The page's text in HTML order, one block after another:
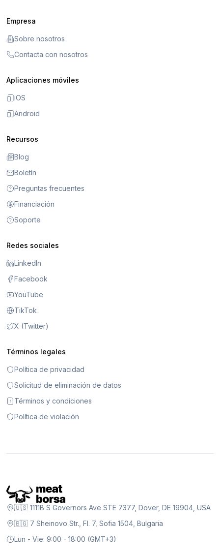
Empresa
Sobre nosotros
Contacta con nosotros
Aplicaciones móviles
iOS
Android
Recursos
Blog
Boletín
Preguntas frecuentes
Financiación
Soporte
Redes sociales
LinkedIn
Facebook
YouTube
TikTok
X (Twitter)
Términos legales
Política de privacidad
Solicitud de eliminación de datos
Términos y condiciones
Política de violación
🇺🇸 1111B S Governors Ave STE 7377, Dover, DE 19904, USA
🇧🇬 7 Sheinovo Str., Fl. 7, Sofia 1504, Bulgaria
Lun - Vie: 9:00 - 18:00 (GMT+3)